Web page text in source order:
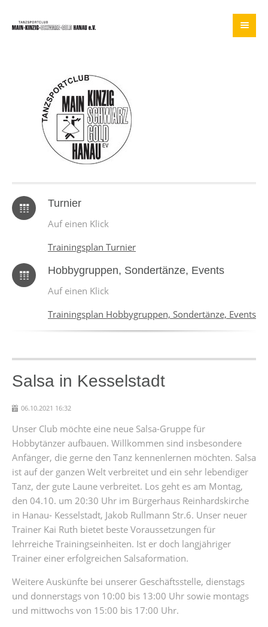
Turnier
Auf einen Klick
Trainingsplan Turnier
Hobbygruppen, Sondertänze, Events
Auf einen Klick
Trainingsplan Hobbygruppen, Sondertänze, Events
Salsa in Kesselstadt
06.10.2021 16:32
Unser Club möchte eine neue Salsa-Gruppe für
Hobbytänzer aufbauen. Willkommen sind insbesondere
Anfänger, die gerne den Tanz kennenlernen möchten. Salsa
ist auf der ganzen Welt verbreitet und ein sehr lebendiger
Tanz, der gute Laune verbreitet. Los geht es am Montag,
den 04.10. um 20:30 Uhr im Bürgerhaus Reinhardskirche
in Hanau- Kesselstadt, Jakob Rullmann Str.6. Unser neuer
Trainer Kai Ruth bietet beste Voraussetzungen für
lehrreiche Trainingseinheiten. Ist er doch langjähriger
Trainer einer erfolgreichen Salsaformation.
Weitere Auskünfte bei unserer Geschäftsstelle, dienstags
und donnerstags von 10:00 bis 13:00 Uhr sowie montags
und mittwochs von 15:00 bis 17:00 Uhr.